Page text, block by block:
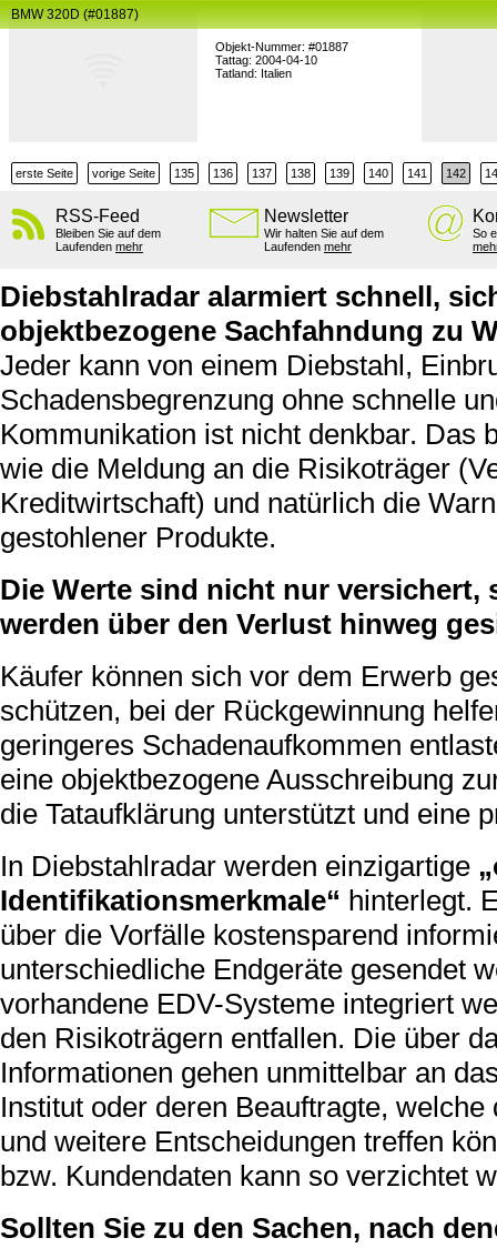
Objekt-Nummer: #01887
Tattag: 2004-04-10
Tatland: Italien
BMW 320D (#01887)
erste Seite vorige Seite 135 136 137 138 139 140 141 142
RSS-Feed
Bleiben Sie auf dem
Laufenden mehr
Newsletter
Wir halten Sie auf dem
Laufenden mehr
So
Diebstahlradar alarmiert schnell,
objektbezogene Sachfahndung zu
Jeder kann von einem Diebstahl,
Schadensbegrenzung ohne schnelle
Kommunikation ist nicht denkbar. Das
wie die Meldung an die Risikoträger
Kreditwirtschaft) und natürlich die
gestohlener Produkte.
Die Werte sind nicht nur
werden über den Verlust hinweg
Käufer können sich vor dem Erwerb
schützen, bei der Rückgewinnung
geringeres Schadenaufkommen
eine objektbezogene Ausschreibung
die Tataufklärung unterstützt und eine
In Diebstahlradar werden einzigartige
Identifikationsmerkmale“ hinterlegt.
über die Vorfälle kostensparend
unterschiedliche Endgeräte gesendet
vorhandene EDV-Systeme integriert
den Risikoträgern entfallen. Die über
Informationen gehen unmittelbar an
Institut oder deren Beauftragte,
und weitere Entscheidungen treffen
bzw. Kundendaten kann so verzichtet
Sollten Sie zu den Sachen, nach